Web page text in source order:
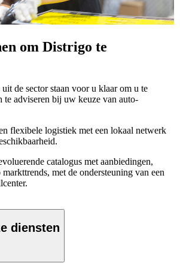
om Distrigo te
uit de sector staan voor u klaar om u te
te adviseren bij uw keuze van auto-
flexibele logistiek met een lokaal netwerk
catalogus met aanbiedingen,
markttrends, met de ondersteuning van een
diensten